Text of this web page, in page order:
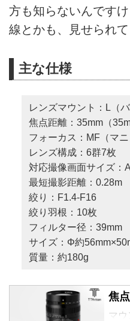
方も知らないんです
線とかも、見せられ
主な仕様
レンズマウント：L（バ
焦点距離：35mm（
フォーカス：MF（マニ
レンズ構成：6群7枚
対応撮像画面サイズ：
最短撮影距離：0.28m
絞り：F1.4-F16
絞り羽根：10枚
フィルター径：39mm
サイズ：Φ約
質量：約180g
焦
マ